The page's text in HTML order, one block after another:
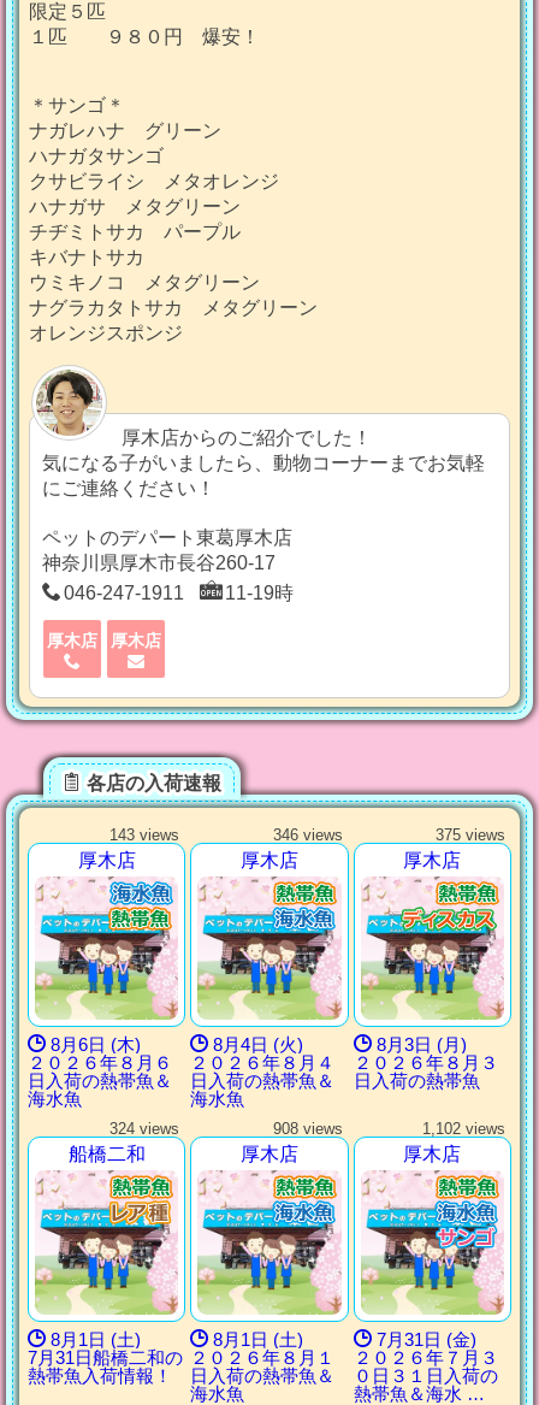
限定５匹
１匹 ９８０円 爆安！
＊サンゴ＊
ナガレハナ グリーン
ハナガタサンゴ
クサビライシ メタオレンジ
ハナガサ メタグリーン
チヂミトサカ パープル
キバナトサカ
ウミキノコ メタグリーン
ナグラカタトサカ メタグリーン
オレンジスポンジ
厚木店からのご紹介でした！
気になる子がいましたら、動物コーナーまでお気軽
にご連絡ください！
ペットのデパート東葛厚木店
神奈川県厚木市長谷260-17
046-247-1911
11-19時
厚木店 厚木店
各店の入荷速報
143 views
厚木店
8月6日 (木)
２０２６年８月６
日入荷の熱帯魚＆
海水魚
346 views
厚木店
8月4日 (火)
２０２６年８月４
日入荷の熱帯魚＆
海水魚
375 views
厚木店
8月3日 (月)
２０２６年８月３
日入荷の熱帯魚
324 views
船橋二和
8月1日 (土)
7月31日船橋二和の
熱帯魚入荷情報！
908 views
厚木店
8月1日 (土)
２０２６年８月１
日入荷の熱帯魚＆
海水魚
1,102 views
厚木店
7月31日 (金)
２０２６年７月３
０日３１日入荷の
熱帯魚＆海水 …